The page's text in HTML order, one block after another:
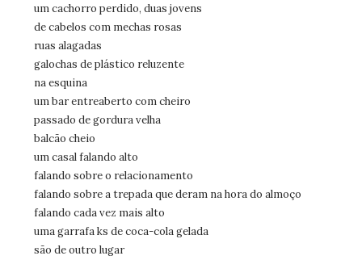
um cachorro perdido, duas jovens
de cabelos com mechas rosas
ruas alagadas
galochas de plástico reluzente
na esquina
um bar entreaberto com cheiro
passado de gordura velha
balcão cheio
um casal falando alto
falando sobre o relacionamento
falando sobre a trepada que deram na hora do almoço
falando cada vez mais alto
uma garrafa ks de coca-cola gelada
são de outro lugar